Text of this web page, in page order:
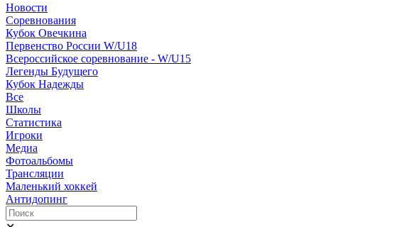
Новости
Соревнования
Кубок Овечкина
Первенство России W/U18
Всероссийское соревнование - W/U15
Легенды Будущего
Кубок Надежды
Все
Школы
Статистика
Игроки
Медиа
Фотоальбомы
Трансляции
Маленький хоккей
Антидопинг